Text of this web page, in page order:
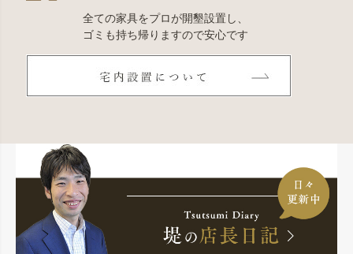
全ての家具をプロが開墾設置し、
ゴミも持ち帰りますので安心です